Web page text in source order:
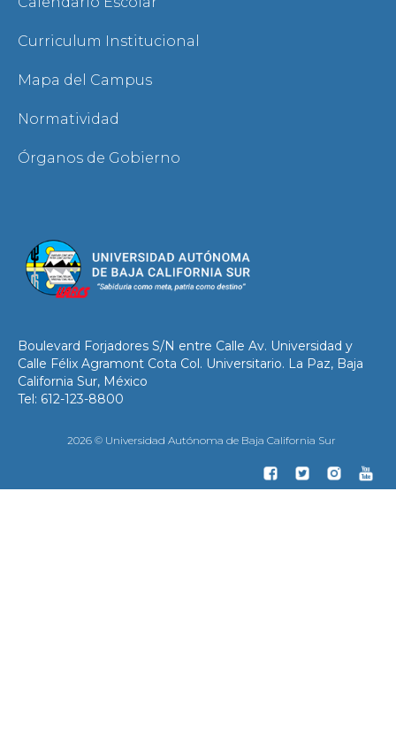
Curriculum Institucional
Mapa del Campus
Normatividad
Órganos de Gobierno
Boulevard Forjadores S/N entre Calle Av. Universidad y
Calle Félix Agramont Cota Col. Universitario. La Paz, Baja
California Sur, México
Tel: 612-123-8800
2026 © Universidad Autónoma de Baja California Sur